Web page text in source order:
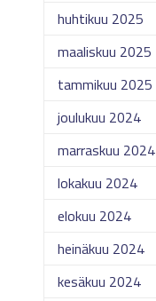
huhtikuu 2025
maaliskuu 2025
tammikuu 2025
joulukuu 2024
marraskuu 2024
lokakuu 2024
elokuu 2024
heinäkuu 2024
kesäkuu 2024